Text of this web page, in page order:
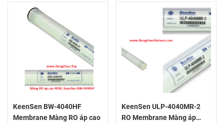
KeenSen BW-4040HF
Membrane Màng RO áp cao
KeenSen ULP-4040MR-2
RO Membrane Màng áp